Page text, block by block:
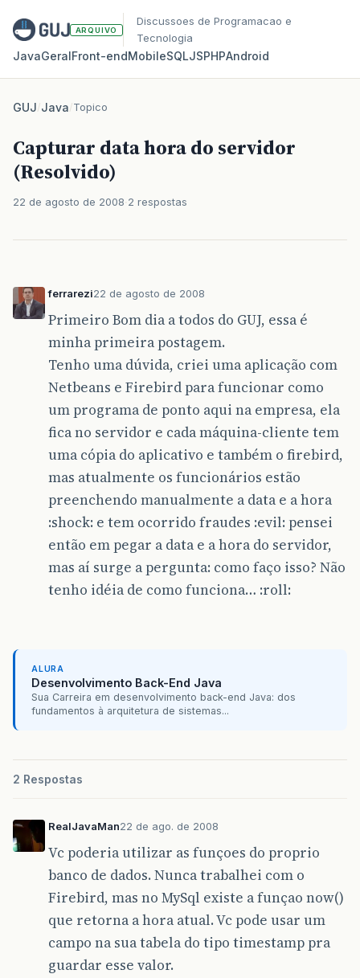
ARQUIVO
Discussoes de Programacao e
Tecnologia
JavaGeralFront‑endMobileSQLJSPHPAndroid
GUJ/Java/Topico
Capturar data hora do servidor
(Resolvido)
22 de agosto de 2008 2 respostas
ferrarezi22 de agosto de 2008
Primeiro Bom dia a todos do GUJ, essa é
minha primeira postagem.
Tenho uma dúvida, criei uma aplicação com
Netbeans e Firebird para funcionar como
um programa de ponto aqui na empresa, ela
fica no servidor e cada máquina-cliente tem
uma cópia do aplicativo e também o firebird,
mas atualmente os funcionários estão
preenchendo manualmente a data e a hora
:shock: e tem ocorrido fraudes :evil: pensei
então em pegar a data e a hora do servidor,
mas aí surge a pergunta: como faço isso? Não
tenho idéia de como funciona… :roll:
ALURA
Desenvolvimento Back-End Java
Sua Carreira em desenvolvimento back-end Java: dos
fundamentos à arquitetura de sistemas...
2 Respostas
RealJavaMan22 de ago. de 2008
Vc poderia utilizar as funçoes do proprio
banco de dados. Nunca trabalhei com o
Firebird, mas no MySql existe a funçao now()
que retorna a hora atual. Vc pode usar um
campo na sua tabela do tipo timestamp pra
guardar esse valor.